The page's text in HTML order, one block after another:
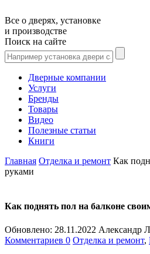
Все о дверях, установке
и производстве
Поиск на сайте
Дверные компании
Услуги
Бренды
Товары
Видео
Полезные статьи
Книги
Главная Отделка и ремонт Как
руками
Как поднять пол на балконе
Обновлено: 28.11.2022 Александр
Комментариев 0 Отделка и ремонт,